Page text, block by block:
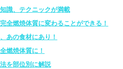
識、テクニックが満載
全燃焼体質に変わることができる！
あの食材にあり！
燃焼体質に！
を部位別に解説